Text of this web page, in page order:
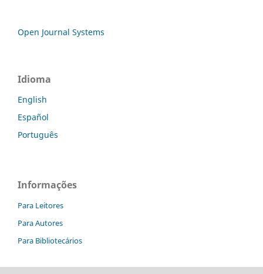
Open Journal Systems
Idioma
English
Español
Português
Informações
Para Leitores
Para Autores
Para Bibliotecários